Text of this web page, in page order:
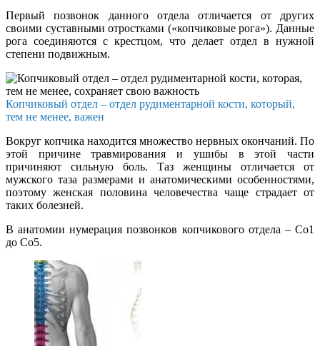
Первый позвонок данного отдела отличается от других
своими суставными отростками («копчиковые рога»). Данные
рога соединяются с крестцом, что делает отдел в нужной
степени подвижным.
Копчиковый отдел – отдел рудиментарной кости, который,
тем не менее, важен
Вокруг копчика находится множество нервных окончаний. По
этой причине травмирования и ушибы в этой части
причиняют сильную боль. Таз женщины отличается от
мужского таза размерами и анатомическими особенностями,
поэтому женская половина человечества чаще страдает от
таких болезней.
В анатомии нумерация позвонков копчикового отдела – Со1
до Со5.